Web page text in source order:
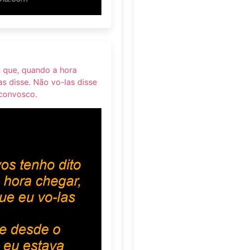
quando a hora
disse. Não vo-las disse